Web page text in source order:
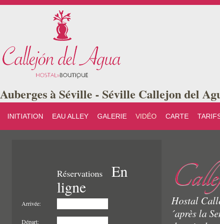
Auberges à Séville - Séville Callejon del
INITIATION EAU ALLEY GALERIE VIDÉO CARTE
Réservations
En
ligne
Arrivée:
Départ:
Hostal
´après la